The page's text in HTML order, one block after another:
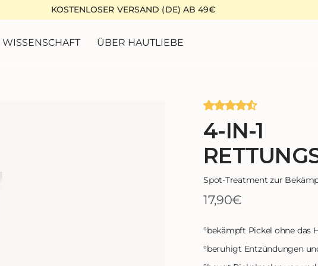
KOSTENLOSER VERSAND (DE) AB 49€
WISSENSCHAFT ÜBER HAUTLIEBE
4-IN-1
Spot-Treatment zur
Regulärer
Preis
17,90€
°bekämpft Pickel ohne das
°beruhigt Entzündungen